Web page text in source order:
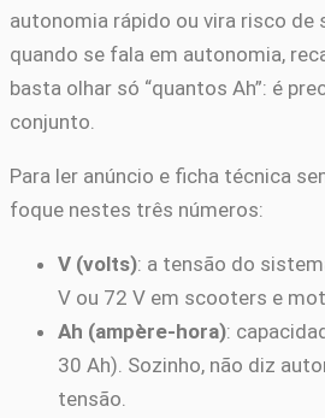
autonomia rápido ou vira risco de
quando se fala em autonomia,
basta olhar só “quantos Ah”: é
conjunto.
Para ler anúncio e ficha técnica
foque nestes três números:
V (volts): a tensão do
V ou 72 V em scooters e
Ah (ampère-hora):
30 Ah). Sozinho, não diz
tensão.